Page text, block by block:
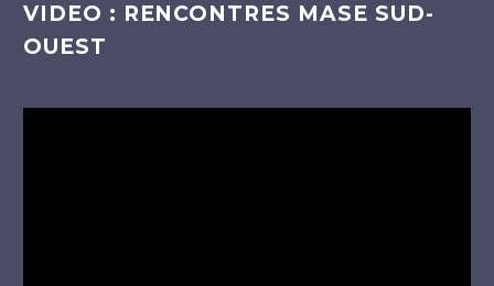
VIDEO : RENCONTRES MASE SUD-
OUEST